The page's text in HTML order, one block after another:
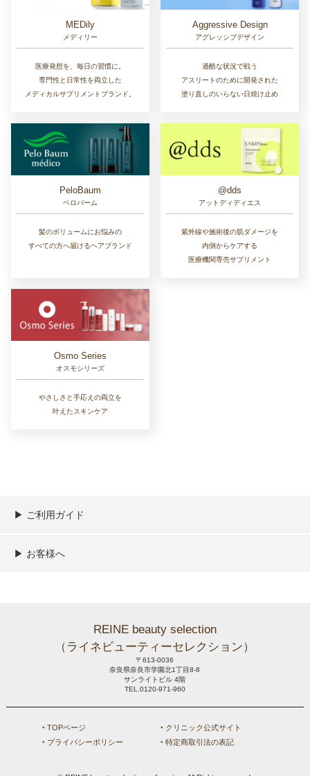
MEDily
メディリー
医療発想を、毎日の習慣に。
専門性と日常性を両立した
メディカルサプリメントブランド。
Aggressive Design
アグレッシブデザイン
過酷な状況で戦う
アスリートのために開発された
塗り直しのいらない日焼け止め
PeloBaum
ペロバーム
髪のボリュームにお悩みの
すべての方へ届けるヘアブランド
@dds
アットディディエス
紫外線や施術後の肌ダメージを
内側からケアする
医療機関専売サプリメント
Osmo Series
オスモシリーズ
やさしさと手応えの両立を
叶えたスキンケア
▶︎ ご利用ガイド
ご利用ガイド
決済／配送／送料について
取り扱い商品一覧
顧客情報の取扱について
特定商取引法の表記
▶︎ お客様へ
REINE beauty selection
（ライネビューティーセレクション）
〒613-0036
奈良県奈良市学園北1丁目8-8
サンライトビル 4階
TEL.0120-971-960
‣ TOPページ
‣ クリニック公式サイト
‣ プライバシーポリシー
‣ 特定商取引法の表記